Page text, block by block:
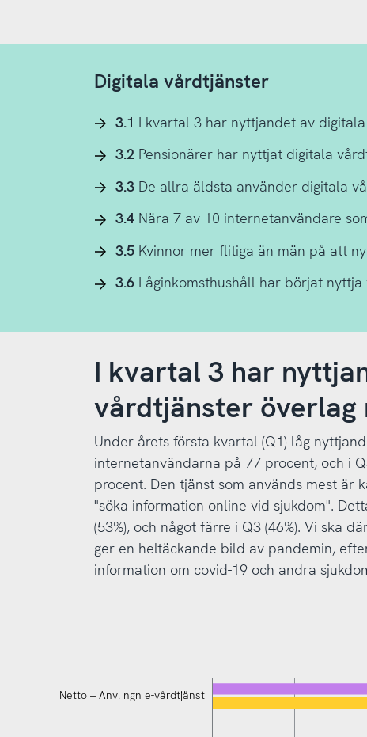
Digitala vårdtjänster
3.1 I kvartal 3 har nyttjandet av
3.2Pensionärer har nyttjat digitala
3.3De allra äldsta använder digitala
3.4Nära 7 av 10 internetanvändare
3.5Kvinnor mer flitiga än män på att
3.6Låginkomsthushåll har börjat
I kvartal 3 har
vårdtjänster överlag
Under årets första kvartal (Q1) låg
internetanvändarna på 77 procent, och i
procent. Den tjänst som används mest är
"söka information online vid sjukdom".
(53%), och något färre i Q3 (46%). Vi ska
ger en heltäckande bild av pandemin,
information om covid-19 och andra
Netto – Anv. ngn e-vårdtjänst